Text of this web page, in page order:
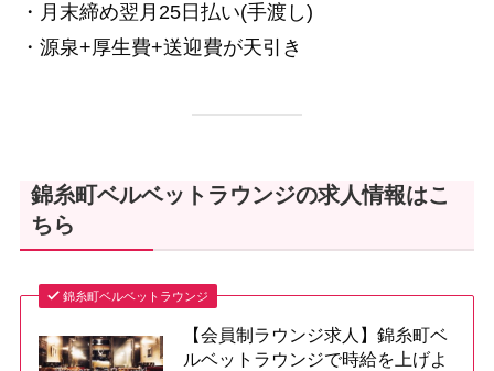
・月末締め翌月25日払い(手渡し)
・源泉+厚生費+送迎費が天引き
錦糸町ベルベットラウンジの求人情報はこ
ちら
錦糸町ベルベットラウンジ
【会員制ラウンジ求人】錦糸町ベ
ルベットラウンジで時給を上げよ